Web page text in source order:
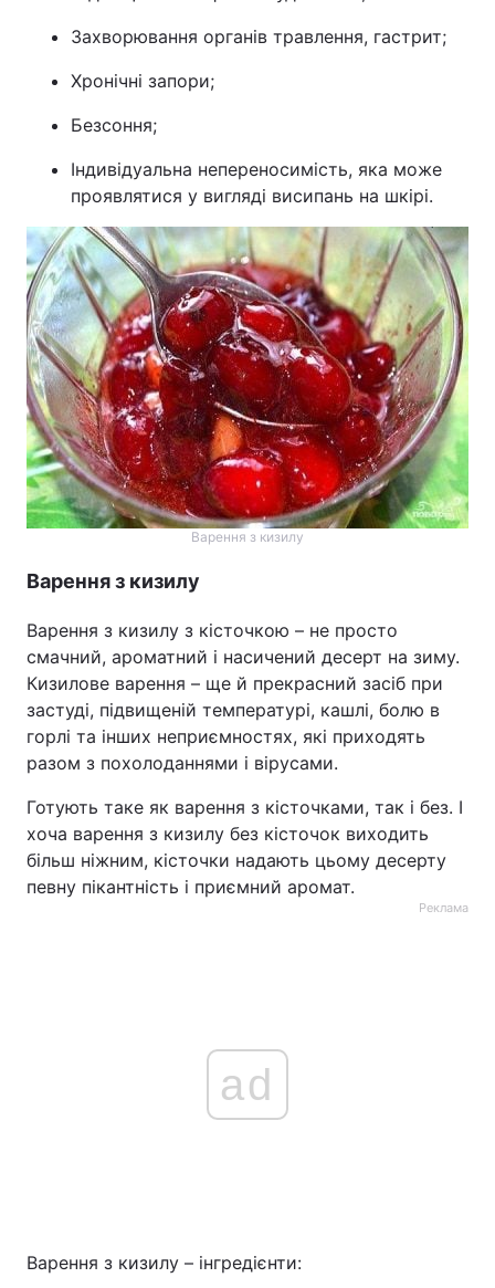
Захворювання органів травлення, гастрит;
Хронічні запори;
Безсоння;
Індивідуальна непереносимість, яка може
проявлятися у вигляді висипань на шкірі.
Варення з кизилу
Варення з кизилу
Варення з кизилу з кісточкою – не просто
смачний, ароматний і насичений десерт на зиму.
Кизилове варення – ще й прекрасний засіб при
застуді, підвищеній температурі, кашлі, болю в
горлі та інших неприємностях, які приходять
разом з похолоданнями і вірусами.
Готують таке як варення з кісточками, так і без. І
хоча варення з кизилу без кісточок виходить
більш ніжним, кісточки надають цьому десерту
певну пікантність і приємний аромат.
Реклама
ad
Варення з кизилу – інгредієнти: